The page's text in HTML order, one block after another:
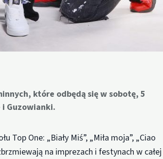
które odbędą się w sobotę, 5
i Guzowianki.
Top One: „Biały Miś”, „Miła moja”, „Ciao
na imprezach i festynach w całej